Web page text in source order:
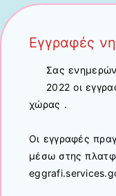
Εγγραφές
Σας
2022 οι
χώρας .
Οι εγγραφές
μέσω στης